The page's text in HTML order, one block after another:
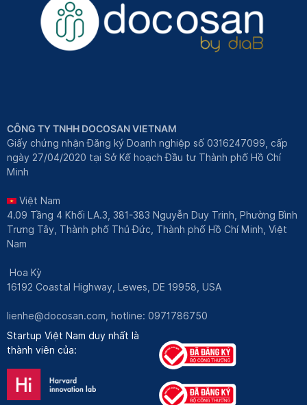
CÔNG TY TNHH DOCOSAN VIETNAM
Giấy chứng nhận Đăng ký Doanh nghiệp số 0316247099, cấp
ngày 27/04/2020 tại Sở Kế hoạch Đầu tư Thành phố Hồ Chí
Minh
Việt Nam
4.09 Tầng 4 Khối LA.3, 381-383 Nguyễn Duy Trinh, Phường Bình
Trưng Tây, Thành phố Thủ Đức, Thành phố Hồ Chí Minh, Việt
Nam
Hoa Kỳ
16192 Coastal Highway, Lewes, DE 19958, USA
lienhe@docosan.com, hotline: 0971786750
Startup Việt Nam duy nhất là
thành viên của: